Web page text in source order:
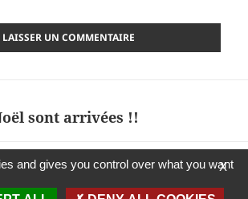
sont arrivées !!
magazine…
X
and gives you control over what you want